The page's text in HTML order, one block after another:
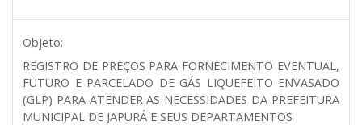
Objeto:
REGISTRO DE PREÇOS PARA FORNECIMENTO EVENTUAL,
FUTURO E PARCELADO DE GÁS LIQUEFEITO ENVASADO
(GLP) PARA ATENDER AS NECESSIDADES DA PREFEITURA
MUNICIPAL DE JAPURÁ E SEUS DEPARTAMENTOS